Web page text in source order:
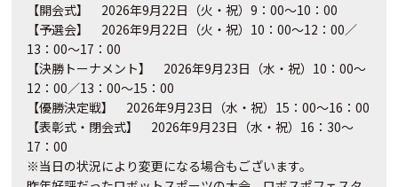
【開会式】 2026年9月22日（火・祝）9 ：00～10 ：00
【予選会】 2026年9月22日（火・祝） 10 ：00～12 ：00／
13 ：00～17 ：00
【決勝トーナメント】 2026年9月23日（水・祝） 10 ：00～
12 ：00／13 ：00～15 ：00
【優勝決定戦】 2026年9月23日（水・祝） 15 ：00～16 ：00
【表彰式・閉会式】 2026年9月23日（水・祝） 16 ： 30～
17 ：00
※当日の状況により変更になる場合もございます。